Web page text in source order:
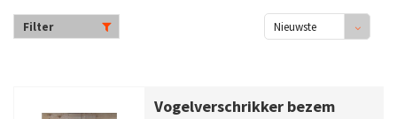
Filter
Nieuwste
Vogelverschrikker bezem